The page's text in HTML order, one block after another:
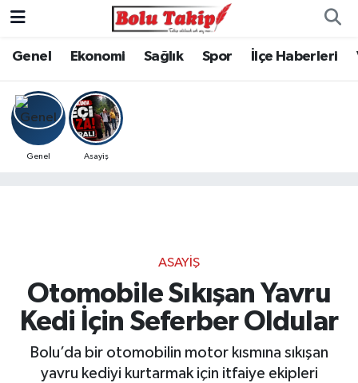
Genel Ekonomi Sağlık Spor İlçe Haberleri
Genel Asayiş
ASAYIŞ
Otomobile Sıkışan Yavru
Kedi İçin Seferber Oldular
Bolu’da bir otomobilin motor kısmına sıkışan
yavru kediyi kurtarmak için itfaiye ekipleri